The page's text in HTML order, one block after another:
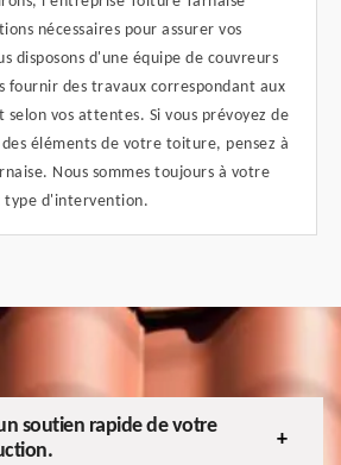
nécessaires pour assurer vos
disposons d'une équipe de couvreurs
fournir des travaux correspondant aux
selon vos attentes. Si vous prévoyez de
éléments de votre toiture, pensez à
Nous sommes toujours à votre
type d'intervention.
soutien rapide de votre